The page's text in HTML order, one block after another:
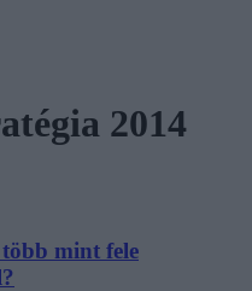
2014
mint fele